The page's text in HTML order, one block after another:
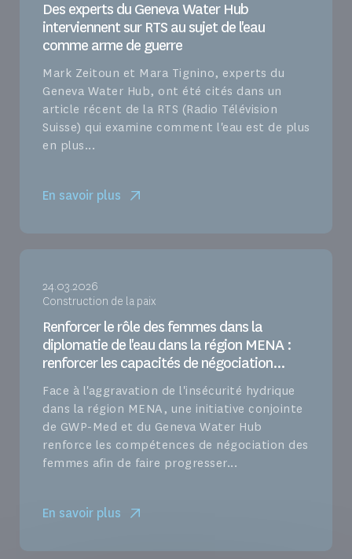
Des experts du Geneva Water Hub
interviennent sur RTS au sujet de l'eau
comme arme de guerre
Mark Zeitoun et Mara Tignino, experts du
Geneva Water Hub, ont été cités dans un
article récent de la RTS (Radio Télévision
Suisse) qui examine comment l'eau est de plus
en plus...
En savoir plus
24.03.2026
Construction de la paix
Renforcer le rôle des femmes dans la
diplomatie de l'eau dans la région MENA :
renforcer les capacités de négociation...
Face à l'aggravation de l'insécurité hydrique
dans la région MENA, une initiative conjointe
de GWP-Med et du Geneva Water Hub
renforce les compétences de négociation des
femmes afin de faire progresser...
En savoir plus